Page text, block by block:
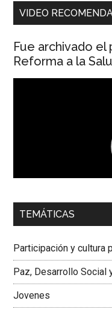
VIDEO
Fue archivado
Reforma a la
00:00
Dra. Carolina Corcho
Colombiana
TEMÁTICAS
Participación y cultura
Paz, Desarrollo Social
Jovenes